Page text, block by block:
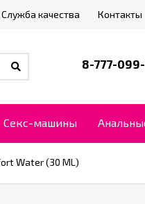
Служба качества Контакты
8-777-
Секс-машины
Water (30 ML)